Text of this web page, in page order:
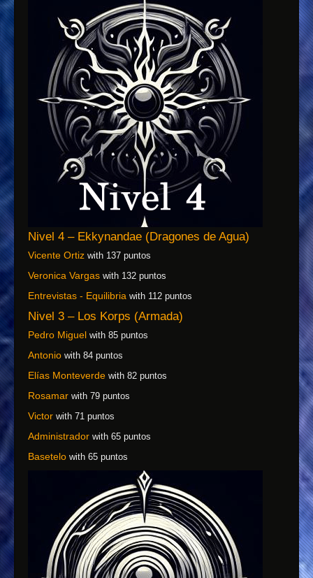
Nivel 4 – Ekkynandae (Dragones de Agua)
Vicente Ortiz with 137 puntos
Veronica Vargas with 132 puntos
Entrevistas - Equilibria with 112 puntos
Nivel 3 – Los Korps (Armada)
Pedro Miguel with 85 puntos
Antonio with 84 puntos
Elías Monteverde with 82 puntos
Rosamar with 79 puntos
Victor with 71 puntos
Administrador with 65 puntos
Basetelo with 65 puntos